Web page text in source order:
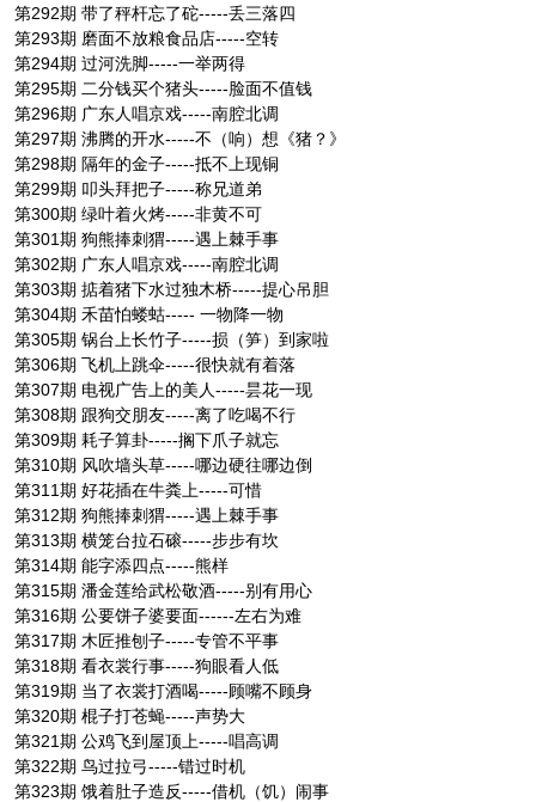
第292期 带了秤杆忘了砣-----丢三落四
第293期 磨面不放粮食品店-----空转
第294期 过河洗脚-----一举两得
第295期 二分钱买个猪头-----脸面不值钱
第296期 广东人唱京戏-----南腔北调
第297期 沸腾的开水-----不（响）想《猪？》
第298期 隔年的金子-----抵不上现铜
第299期 叩头拜把子-----称兄道弟
第300期 绿叶着火烤-----非黄不可
第301期 狗熊捧刺猬-----遇上棘手事
第302期 广东人唱京戏-----南腔北调
第303期 掂着猪下水过独木桥-----提心吊胆
第304期 禾苗怕蝼蛄----- 一物降一物
第305期 锅台上长竹子-----损（笋）到家啦
第306期 飞机上跳伞-----很快就有着落
第307期 电视广告上的美人-----昙花一现
第308期 跟狗交朋友-----离了吃喝不行
第309期 耗子算卦-----搁下爪子就忘
第310期 风吹墙头草-----哪边硬往哪边倒
第311期 好花插在牛粪上-----可惜
第312期 狗熊捧刺猬-----遇上棘手事
第313期 横笼台拉石磙-----步步有坎
第314期 能字添四点-----熊样
第315期 潘金莲给武松敬酒-----别有用心
第316期 公要饼子婆要面------左右为难
第317期 木匠推刨子-----专管不平事
第318期 看衣裳行事-----狗眼看人低
第319期 当了衣裳打酒喝-----顾嘴不顾身
第320期 棍子打苍蝇-----声势大
第321期 公鸡飞到屋顶上-----唱高调
第322期 鸟过拉弓-----错过时机
第323期 饿着肚子造反-----借机（饥）闹事